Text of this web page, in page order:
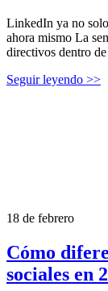
LinkedIn ya no
ahora mismo La
directivos dentro
Seguir leyendo >>
18 de febrero
Cómo
sociales en